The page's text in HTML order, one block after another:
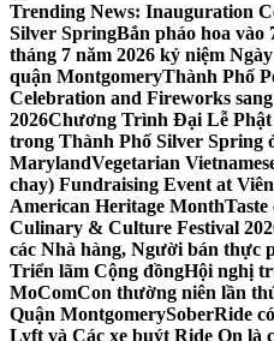
Trending News: Inauguration
Silver SpringBắn pháo hoa vào
tháng 7 năm 2026 kỷ niệm
quận MontgomeryThành Phố
Celebration and Fireworks
2026Chương Trình Đại Lễ
trong Thành Phố Silver Spring
MarylandVegetarian
chay) Fundraising Event at
American Heritage Month
Culinary & Culture Festival
các Nhà hàng, Người bán thực
Triển lãm Cộng đồngHội nghị
MoComCon thường niên lần
Quận MontgomerySoberRide
Lyft và Các xe buýt Ride On là